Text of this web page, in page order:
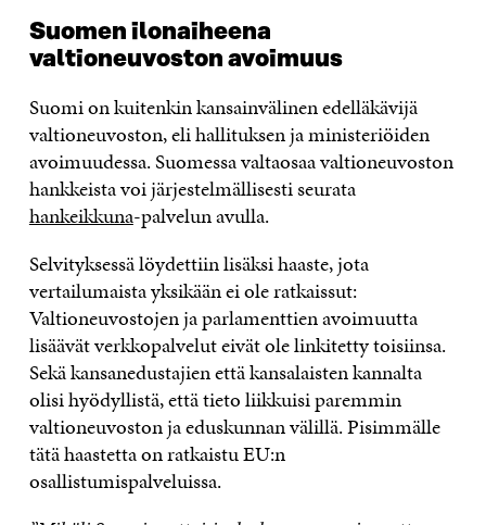
Suomen ilonaiheena
valtioneuvoston avoimuus
Suomi on kuitenkin kansainvälinen edelläkävijä
valtioneuvoston, eli hallituksen ja ministeriöiden
avoimuudessa. Suomessa valtaosaa valtioneuvoston
hankkeista voi järjestelmällisesti seurata
hankeikkuna-palvelun avulla.
Selvityksessä löydettiin lisäksi haaste, jota
vertailumaista yksikään ei ole ratkaissut:
Valtioneuvostojen ja parlamenttien avoimuutta
lisäävät verkkopalvelut eivät ole linkitetty toisiinsa.
Sekä kansanedustajien että kansalaisten kannalta
olisi hyödyllistä, että tieto liikkuisi paremmin
valtioneuvoston ja eduskunnan välillä. Pisimmälle
tätä haastetta on ratkaistu EU:n
osallistumispalveluissa.